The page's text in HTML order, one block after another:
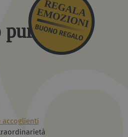
puro
accoglienti